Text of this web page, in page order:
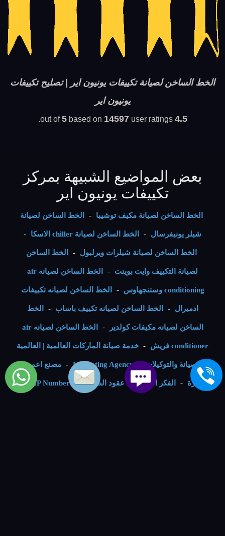
الخط الساخن لصيانة تكييفات يونيون اير | تصليح تكييفات
يونيون اير
4.5
out of
5based on 14597user ratings.
بعض المواضيع الشبيهة بمركز
تكييفات يونيون اير
الخط الساخن لصيانة مكيف توشيبا - الخط الساخن لصيانة
شيلر يونيفرسال - الخط الساخن لصيانة chiller الاسكا -
الخط الساخن لصيانة شيلرات ويرلبول - الخط الساخن
لصيانة التكييف وايت بوينت - الخط الساخن لصيانه air
conditioning وستنجهاوس - الخط الساخن لصيانه تكييفات
ادميرال - الخط الساخن لصيانه تكييف باساب - الخط
الساخن لصيانه مكيفات كولدير - الخط الساخن لصيانه air
conditioner فريش - خدمة صيانة الماركات العالمية | العالمية
للصيانة والتوكيلات -
Marketing Agency
- مصنع اعمدة
انارة - الفكر الرقمي ل عقود الصيانة -
VIP Numbers -